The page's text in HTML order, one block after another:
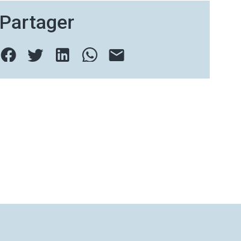
Partager